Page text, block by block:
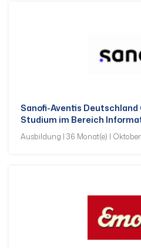
Sanofi-Aventis Deutschland
Studium im Bereich
Ausbildung | 36 Monat(e) |